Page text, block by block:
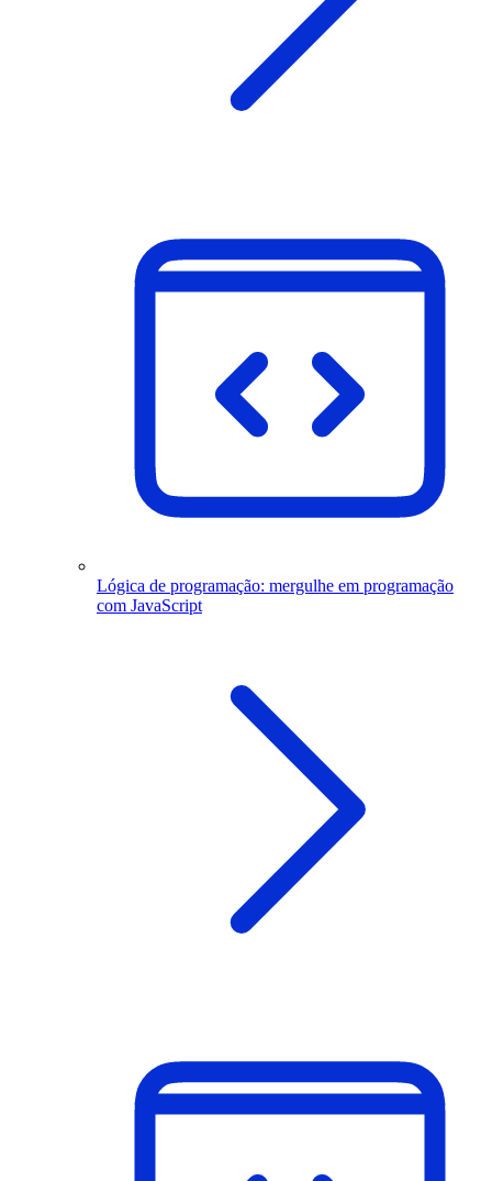
Lógica de programação: mergulhe em programação
com JavaScript